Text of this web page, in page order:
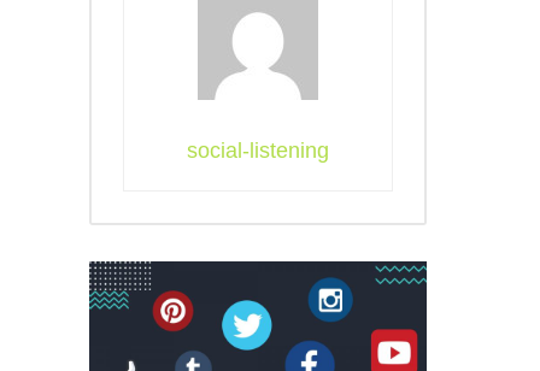
social-listening